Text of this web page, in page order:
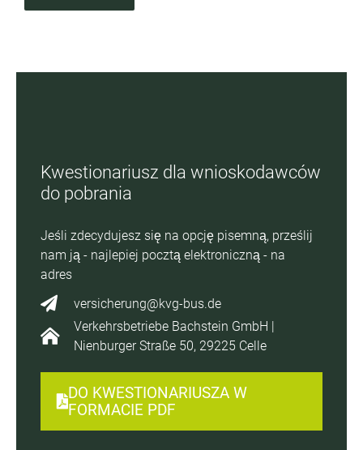
Kwestionariusz dla wnioskodawców
do pobrania
Jeśli zdecydujesz się na opcję pisemną, prześlij
nam ją - najlepiej pocztą elektroniczną - na
adres
versicherung@kvg-bus.de
Verkehrsbetriebe Bachstein GmbH |
Nienburger Straße 50, 29225 Celle
DO KWESTIONARIUSZA W
FORMACIE PDF